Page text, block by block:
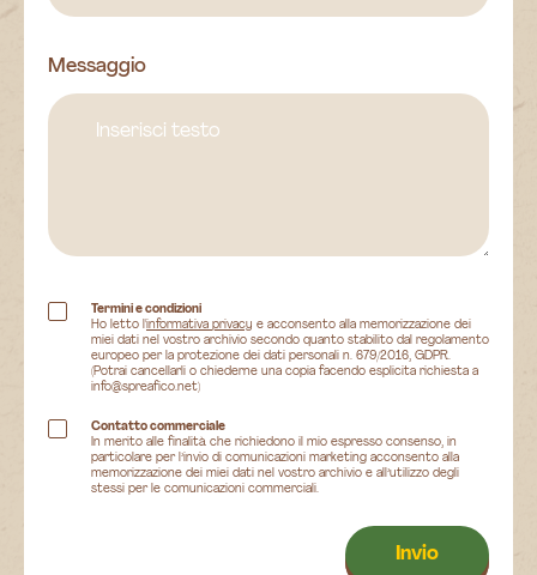
Messaggio
Termini e condizioni
Ho letto l'informativa privacy e acconsento alla memorizzazione dei
miei dati nel vostro archivio secondo quanto stabilito dal regolamento
europeo per la protezione dei dati personali n. 679/2016, GDPR.
(Potrai cancellarli o chiederne una copia facendo esplicita richiesta a
info@spreafico.net)
Contatto commerciale
In merito alle finalità che richiedono il mio espresso consenso, in
particolare per l’invio di comunicazioni marketing acconsento alla
memorizzazione dei miei dati nel vostro archivio e all’utilizzo degli
stessi per le comunicazioni commerciali.
Invio